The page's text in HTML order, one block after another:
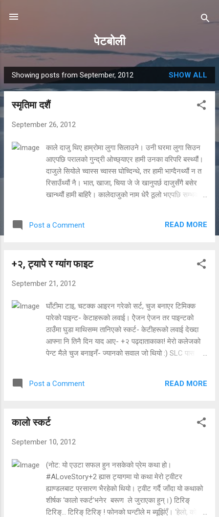
पेटबोली
P
o
Showing posts from September, 2012 SHOW ALL
स्मृतिमा दशैं
September 26, 2012
काले दाजु थिए हाम्रोमा लुगा सिलाउने। उनी घरमा लुगा सिउन
आएपछि परालको गुन्द्री ओच्छ्याएर हामी उनका वरिपरि बस्थ्यौं।
दाजुले सियोले च्वास्स च्वास्स घोच्दिन्थे, तर हामी भाग्दैनथ्यौं न त
रिसाउँथ्यौं नै। भात, खाजा, चिया जे जे खानुपर्छ दाजुसँगै बसेर
खान्थ्यौं हामी बाहिरै। कालेदाजुको नाम धेरै ठूलो भएपछि सम्भवत:
काका वा ठूलोबुबाकोमा लुगा सिउन दाजु आए भने हाम्रो पीडाको
सिलाउने भनेर। सायद साना साना कुरामै सुख र दु:ख लुकेर
हुन्थ्यौं। [caption id="attachment_82"
align="alignright" width="504"] Dashain aayo. via
nnsociety.org/ [/caption] कसको लुगा पहिले सिउने भन्ने
झगडा हुन थालेपछि कालेदाजुले भन्थे- ‘जो चुपचाप बस्छ त्यसको
पहिला सिउँछु।’ अनि हामी हात बाँधेर बस्थ्यौं- चुपचाप। दाजुल...
Post a Comment READ MORE
‌+२, ट्यापे र ग्यांग फाइट
September 21, 2012
घाँटीमा टाइ, चटक्क आइरन गरेको सर्ट, चुज बनाएर टिमिक्क
पारेको पाइन्ट- केटाहरूको लवाई। ऐेजन ऐजन तर पाइन्टको
ठाउँमा घुडा माथिसम्म तानिएको स्कर्ट- केटीहरूको लवाई देख्दा
आफ्ना नि तिनै दिन याद आए- +२ पढ्दाताकाका! मेरो कलेजको
पेन्ट मैले चुज बनाइनँ- ज्यानको सवाल जो थियो :) SLC पास
विराटनगर जाँदा काठमाण्डौको ८ हजार महिनाको जागिर छोडेर
Google Image: used under fair use
गएको केटो विराटनगर पुगेपछि त्यतिबेला जिल्ल पर्‍यो जतिबेला मैले
पढ्न खोजेको सिटी कलेजमा पत्रकारिता अंग्रेजी माध्यममा
पढाइहुन्छ भन्ने थाहा भयो। काठमाण्डौ फर्किऊँ जागिर थिएन, त्यहीं
पढौं अंग्रेजीमा ‘मेरो नाम अनन्त हो’ र ‘म भात खान्छु’ भन्दा तेस्रो
शब्द आउँदैनथ्यो। ‘हेरेरै मर्नुभन्दा त छेरेर मर्नु निको’ भनेर
थालियो पढ्न- अंग्रेजी, समाजशास्त्...
Post a Comment READ MORE
कालो स्कर्ट
September 10, 2012
(नोट: यो एउटा सफल हुन नसकेको प्रेम कथा हो।
#ALoveStory+2 ह्यास ट्यागमा यो कथा मेरो ट्वीटर
ह्याण्डलबाट प्रसारण भैरहेको थियो। ट्वीट गर्दै जाँदा यो कथाको
शीर्षक ‘कालो स्कर्ट’भनेर बरूण ले जुराएका हुन्।) टिरिङ्
टिरिङ्… टिरिङ् टिरिङ् ! फोनको घन्टीले म ब्यूझिंएँ। ‘हेलो, को